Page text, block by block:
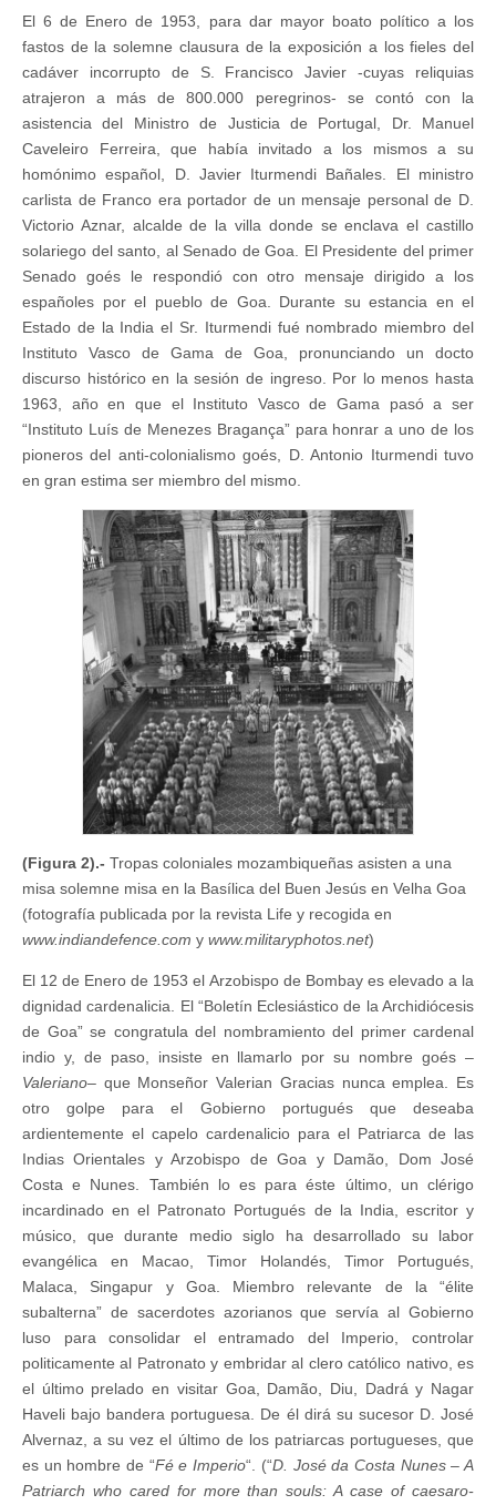
El 6 de Enero de 1953, para dar mayor boato político a los
fastos de la solemne clausura de la exposición a los fieles del
cadáver incorrupto de S. Francisco Javier -cuyas reliquias
atrajeron a más de 800.000 peregrinos- se contó con la
asistencia del Ministro de Justicia de Portugal, Dr. Manuel
Caveleiro Ferreira, que había invitado a los mismos a su
homónimo español, D. Javier Iturmendi Bañales. El ministro
carlista de Franco era portador de un mensaje personal de D.
Victorio Aznar, alcalde de la villa donde se enclava el castillo
solariego del santo, al Senado de Goa. El Presidente del primer
Senado goés le respondió con otro mensaje dirigido a los
españoles por el pueblo de Goa. Durante su estancia en el
Estado de la India el Sr. Iturmendi fué nombrado miembro del
Instituto Vasco de Gama de Goa, pronunciando un docto
discurso histórico en la sesión de ingreso. Por lo menos hasta
1963, año en que el Instituto Vasco de Gama pasó a ser
“Instituto Luís de Menezes Bragança” para honrar a uno de los
pioneros del anti-colonialismo goés, D. Antonio Iturmendi tuvo
en gran estima ser miembro del mismo.
(Figura 2).- Tropas coloniales mozambiqueñas asisten a una
misa solemne misa en la Basílica del Buen Jesús en Velha Goa
(fotografía publicada por la revista Life y recogida en
www.indiandefence.com y www.militaryphotos.net)
El 12 de Enero de 1953 el Arzobispo de Bombay es elevado a la
dignidad cardenalicia. El “Boletín Eclesiástico de la Archidiócesis
de Goa” se congratula del nombramiento del primer cardenal
indio y, de paso, insiste en llamarlo por su nombre goés –
Valeriano– que Monseñor Valerian Gracias nunca emplea. Es
otro golpe para el Gobierno portugués que deseaba
ardientemente el capelo cardenalicio para el Patriarca de las
Indias Orientales y Arzobispo de Goa y Damão, Dom José
Costa e Nunes. También lo es para éste último, un clérigo
incardinado en el Patronato Portugués de la India, escritor y
músico, que durante medio siglo ha desarrollado su labor
evangélica en Macao, Timor Holandés, Timor Portugués,
Malaca, Singapur y Goa. Miembro relevante de la “élite
subalterna” de sacerdotes azorianos que servía al Gobierno
luso para consolidar el entramado del Imperio, controlar
politicamente al Patronato y embridar al clero católico nativo, es
el último prelado en visitar Goa, Damão, Diu, Dadrá y Nagar
Haveli bajo bandera portuguesa. De él dirá su sucesor D. José
Alvernaz, a su vez el último de los patriarcas portugueses, que
es un hombre de “Fé e Imperio“. (“D. José da Costa Nunes – A
Patriarch who cared for more than souls: A case of caesaro-